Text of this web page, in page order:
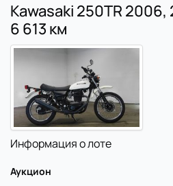
Kawasaki 250TR
6 613 км
Информация о лоте
Аукцион